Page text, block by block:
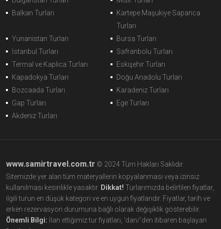
Balkan Turları
Kartepe Maşukiye Sapanca
Turları
Yunanistan Turları
Bursa Turları
İstanbul Turları
Safranbolu Turları
Termal ve Kaplıca Turları
Eskişehir Turları
Kapadokya Turları
Doğu Anadolu Turları
Bozcaada Turları
Karadeniz Turları
Gap Turları
Ege Turları
Akdeniz Turları
www.samirtravel.com.tr © 2024 Tüm Hakları Saklıdır.
Sitemizde yer alan tüm materyallerin kopyalanması veya izinsiz
kullanılması kesinlikle yasaktır. Dikkat! Turlarımızda belirtilen fiyatlar,
ilgili turun en düşük kategori ve en uygun fiyatlarıdır. Fiyatlar, tarih ve
erken rezervasyon durumuna bağlı olarak değişiklik gösterebilir.
Önemli Bilgi: İlan ettiğimiz tur fiyatları, 'dan/’den itibaren başlayan